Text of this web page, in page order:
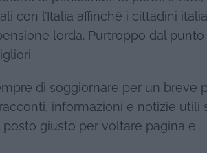
con l’Italia affinché i cittadini
lorda. Purtroppo dal punto
di soggiornare per un breve
informazioni e notizie utili
giusto per voltare pagina e